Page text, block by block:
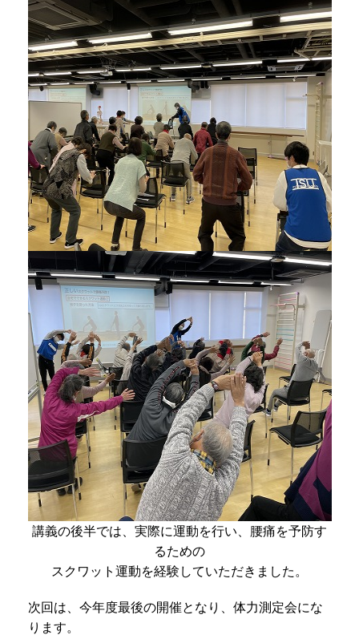
講義の後半では、実際に運動を行い、腰痛を予防す
るための
スクワット運動を経験していただきました。
次回は、今年度最後の開催となり、体力測定会にな
ります。